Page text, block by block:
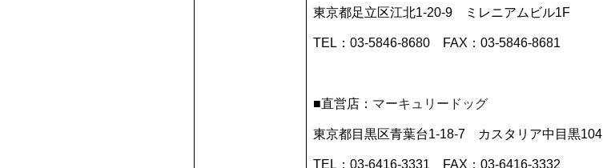
東京都足立区江北1-20-9 ミレニアムビル1F
TEL：03-5846-8680 FAX：03-5846-8681
■直営店： マーキュリードッグ
東京都目黒区青葉台1-18-7 カスタリア中目黒104
TEL：03-6416-3331 FAX：03-6416-3332